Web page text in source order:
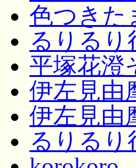
色つきた
るりるり
平塚花澄
伊左見由
伊左見由
るりるり